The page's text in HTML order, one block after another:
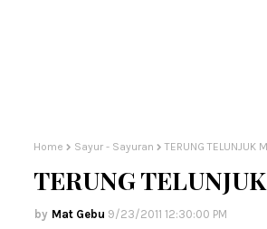
Home Sayur - Sayuran TERUNG TELUNJUK
TERUNG
Mat Gebu 9/23/2011 12:30:00 PM